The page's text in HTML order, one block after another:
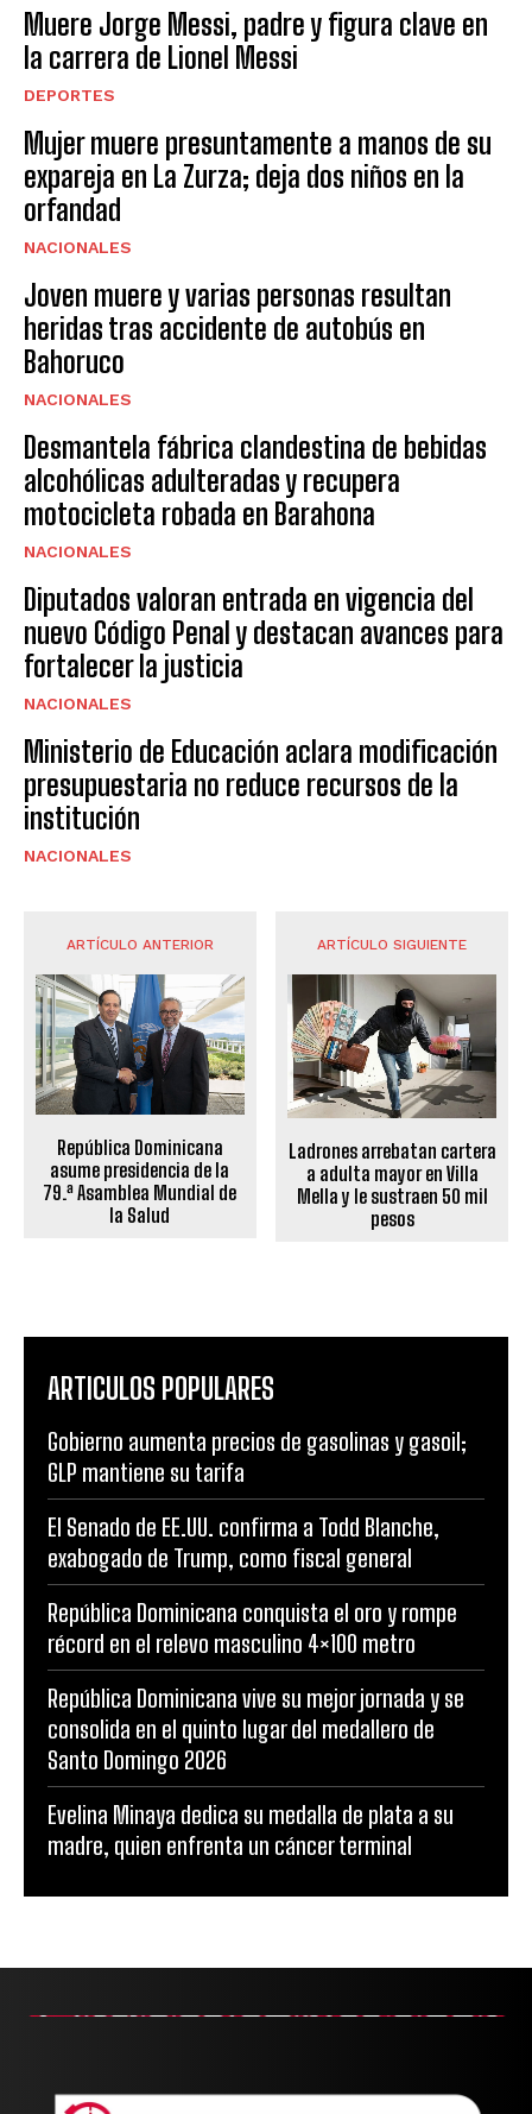
Muere Jorge Messi, padre y figura clave en
la carrera de Lionel Messi
DEPORTES
Mujer muere presuntamente a manos de su
expareja en La Zurza; deja dos niños en la
orfandad
NACIONALES
Joven muere y varias personas resultan
heridas tras accidente de autobús en
Bahoruco
NACIONALES
Desmantela fábrica clandestina de bebidas
alcohólicas adulteradas y recupera
motocicleta robada en Barahona
NACIONALES
Diputados valoran entrada en vigencia del
nuevo Código Penal y destacan avances para
fortalecer la justicia
NACIONALES
Ministerio de Educación aclara modificación
presupuestaria no reduce recursos de la
institución
NACIONALES
ARTÍCULO ANTERIOR
República Dominicana
asume presidencia de la
79.ª Asamblea Mundial de
la Salud
ARTÍCULO SIGUIENTE
Ladrones arrebatan cartera
a adulta mayor en Villa
Mella y le sustraen 50 mil
pesos
ARTICULOS POPULARES
Gobierno aumenta precios de gasolinas y gasoil;
GLP mantiene su tarifa
El Senado de EE.UU. confirma a Todd Blanche,
exabogado de Trump, como fiscal general
República Dominicana conquista el oro y rompe
récord en el relevo masculino 4×100 metro
República Dominicana vive su mejor jornada y se
consolida en el quinto lugar del medallero de
Santo Domingo 2026
Evelina Minaya dedica su medalla de plata a su
madre, quien enfrenta un cáncer terminal